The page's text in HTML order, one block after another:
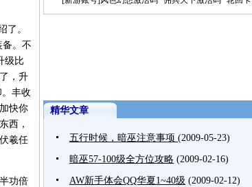
了。
备。不
级比
，升
丰收
快你
西，
羲任
功倍
精华文章
五行时候，暗巫注意事项 (2009-05-23)
暗巫57-100级全方位攻略 (2009-02-16)
AW新手体会QQ华夏1~40级 (2009-02-12)